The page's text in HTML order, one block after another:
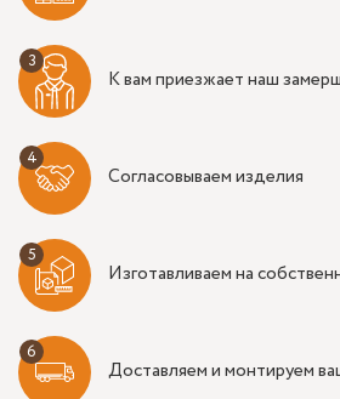
К вам приезжает наш
Согласовываем изделия
Изготавливаем на
Доставляем и монтируем